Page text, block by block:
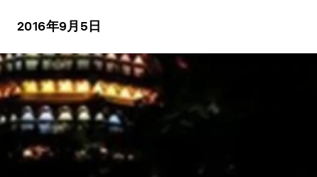
2016年9月5日